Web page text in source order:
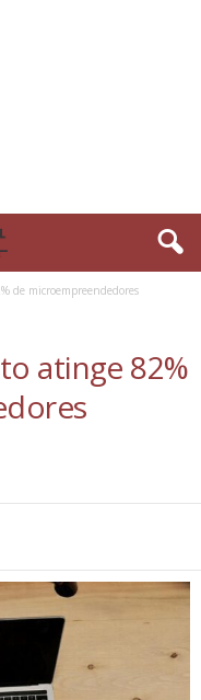
de microempreendedores
atinge 82%